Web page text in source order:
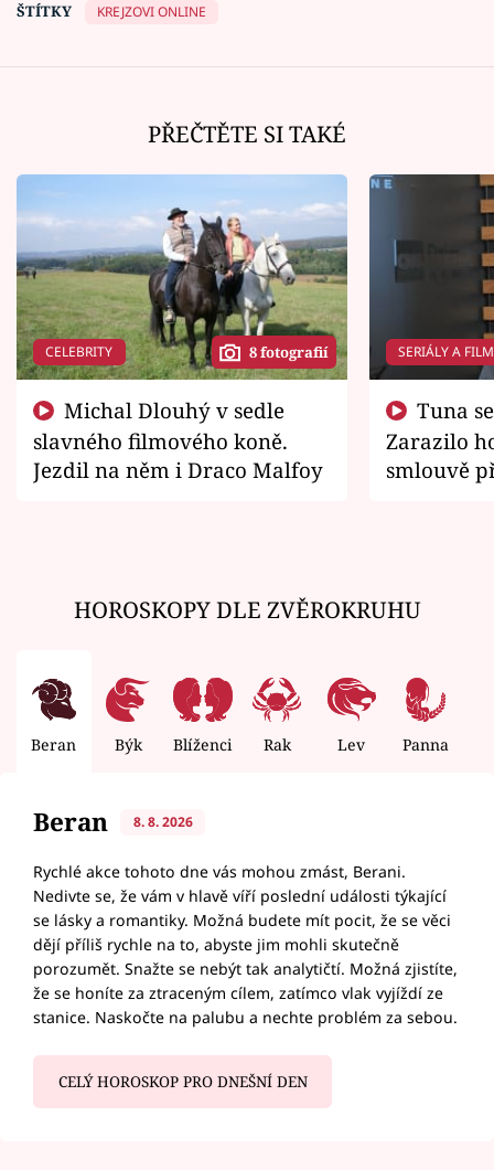
ŠTÍTKY KREJZOVI ONLINE
PŘEČTĚTE SI TAKÉ
CELEBRITY 8 fotografií
slavného filmového koně.
Jezdil na něm i Draco Malfoy
SERIÁLY A
Zarazilo
smlouvě
HOROSKOPY DLE ZVĚROKRUHU
Beran Býk Blíženci Rak Lev Panna
Beran 8. 8. 2026
Rychlé akce tohoto dne vás mohou zmást, Berani.
Nedivte se, že vám v hlavě víří poslední události týkající
se lásky a romantiky. Možná budete mít pocit, že se věci
dějí příliš rychle na to, abyste jim mohli skutečně
porozumět. Snažte se nebýt tak analytičtí. Možná zjistíte,
že se honíte za ztraceným cílem, zatímco vlak vyjíždí ze
stanice. Naskočte na palubu a nechte problém za sebou.
CELÝ HOROSKOP PRO DNEŠNÍ DEN